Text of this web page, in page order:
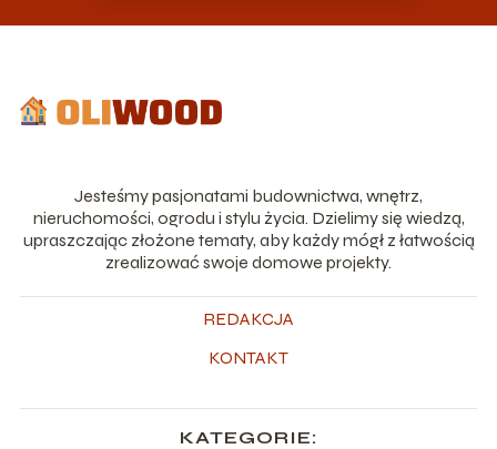
Jesteśmy pasjonatami budownictwa, wnętrz,
nieruchomości, ogrodu i stylu życia. Dzielimy się wiedzą,
upraszczając złożone tematy, aby każdy mógł z łatwością
zrealizować swoje domowe projekty.
REDAKCJA
KONTAKT
KATEGORIE: